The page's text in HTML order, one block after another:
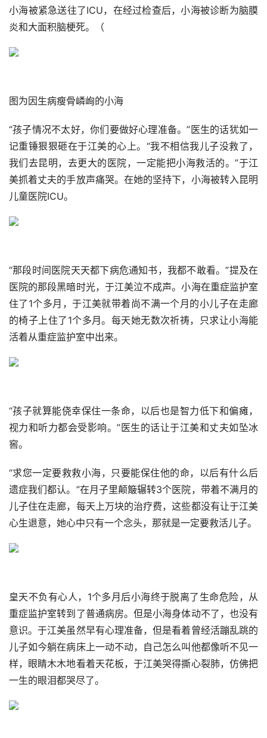
小海被紧急送往了ICU，在经过检查后，小海被诊断为脑膜
炎和大面积脑梗死。（
图为因生病瘦骨嶙峋的小海
“孩子情况不太好，你们要做好心理准备。”医生的话犹如一
记重锤狠狠砸在于江美的心上。“我不相信我儿子没救了，
我们去昆明，去更大的医院，一定能把小海救活的。”于江
美抓着丈夫的手放声痛哭。在她的坚持下，小海被转入昆明
儿童医院ICU。
“那段时间医院天天都下病危通知书，我都不敢看。”提及在
医院的那段黑暗时光，于江美泣不成声。小海在重症监护室
住了1个多月，于江美就带着尚不满一个月的小儿子在走廊
的椅子上住了1个多月。每天她无数次祈祷，只求让小海能
活着从重症监护室中出来。
“孩子就算能侥幸保住一条命，以后也是智力低下和偏瘫，
视力和听力都会受影响。”医生的话让于江美和丈夫如坠冰
窖。
“求您一定要救救小海，只要能保住他的命，以后有什么后
遗症我们都认。”在月子里颠簸辗转3个医院，带着不满月的
儿子住在走廊，每天上万块的治疗费，这些都没有让于江美
心生退意，她心中只有一个念头，那就是一定要救活儿子。
皇天不负有心人，1个多月后小海终于脱离了生命危险，从
重症监护室转到了普通病房。但是小海身体动不了，也没有
意识。于江美虽然早有心理准备，但是看着曾经活蹦乱跳的
儿子如今躺在病床上一动不动，自己怎么叫他都像听不见一
样，眼睛木木地看着天花板，于江美哭得撕心裂肺，仿佛把
一生的眼泪都哭尽了。